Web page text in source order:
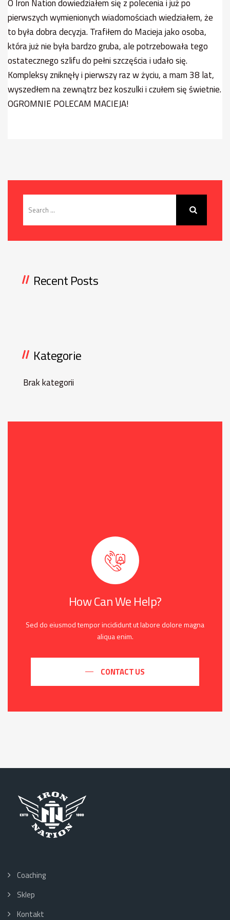
O Iron Nation dowiedziałem się z polecenia i już po
pierwszych wymienionych wiadomościach wiedziałem, że
to była dobra decyzja. Trafiłem do Macieja jako osoba,
która już nie była bardzo gruba, ale potrzebowała tego
ostatecznego szlifu do pełni szczęścia i udało się.
Kompleksy zniknęły i pierwszy raz w życiu, a mam 38 lat,
wyszedłem na zewnątrz bez koszulki i czułem się świetnie.
OGROMNIE POLECAM MACIEJA!
Recent Posts
Kategorie
Brak kategorii
How Can We Help?
Sed do eiusmod tempor incididunt ut labore dolore magna
aliqua enim.
CONTACT US
Coaching
Sklep
Kontakt